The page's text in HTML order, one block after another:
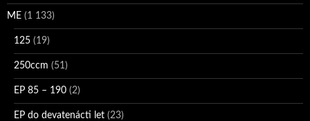
ME (1 133)
125 (19)
250ccm (51)
EP 85 – 190 (2)
EP do devatenácti let (23)